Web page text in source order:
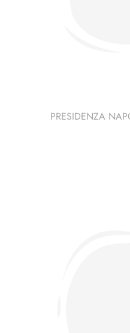
PRESIDENZA